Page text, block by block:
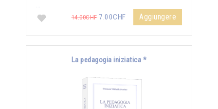
…
14.00CHF7.00CHF Aggiungere
La pedagogia iniziatica *